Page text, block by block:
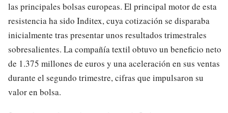
las principales bolsas europeas. El principal motor de esta
resistencia ha sido Inditex, cuya cotización se disparaba
inicialmente tras presentar unos resultados trimestrales
sobresalientes. La compañía textil obtuvo un beneficio neto
de 1.375 millones de euros y una aceleración en sus ventas
durante el segundo trimestre, cifras que impulsaron su
valor en bolsa.